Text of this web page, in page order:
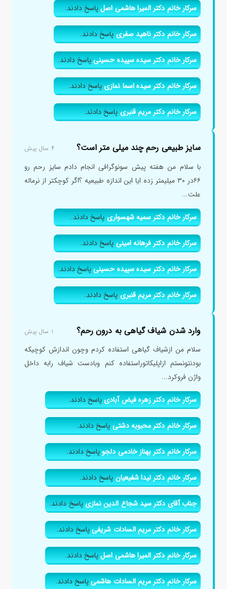
سرکار خانم دکتر المیرا هاشمی اصلپاسخ دادند.
سرکار خانم دکتر ناهید صفریپاسخ دادند.
سرکار خانم دکتر سیده سپیده حسینیپاسخ دادند.
سرکار خانم دکتر سیده اسما نمازیپاسخ دادند.
سرکار خانم دکتر مریم قنبریپاسخ دادند.
سایز طبیعی رحم چند میلی متر است؟ ۴ سال پیش
با سلام من هفته پیش سونوگرافی انجام دادم سایز رحم رو
۶۶در ۳۰ میلیمتر زده ایا این اندازه طبیعیه ؟اگر کوچکتر از نرماله
علت...
سرکار خانم دکتر سمیه شهسواریپاسخ دادند.
سرکار خانم دکتر فرهانه امینیپاسخ دادند.
سرکار خانم دکتر سیده سپیده حسینیپاسخ دادند.
سرکار خانم دکتر مریم قنبریپاسخ دادند.
وارد شدن شیاف گیاهی به درون رحم؟ ۱ سال پیش
سلام من ازشیاف گیاهی استفاده کردم وچون اندازش کوچیکه
بودنتونستم ازاپلیکاتوراستفاده کنم وبادست شیاف رابه داخل
واژن فروکرد...
سرکار خانم دکتر زهره فیض آبادیپاسخ دادند.
سرکار خانم دکتر محبوبه دشتیپاسخ دادند.
سرکار خانم دکتر بهناز خادمی دلجوپاسخ دادند.
سرکار خانم دکتر لیدا شفیعیانپاسخ دادند.
جناب آقای دکتر سید شجاع الدین نمازیپاسخ دادند.
سرکار خانم دکتر مریم السادات شریفیپاسخ دادند.
سرکار خانم دکتر المیرا هاشمی اصلپاسخ دادند.
سرکار خانم دکتر مریم السادات هاشمیپاسخ دادند.